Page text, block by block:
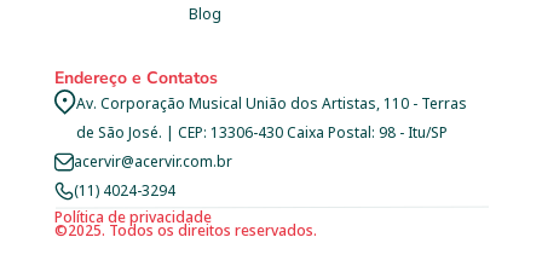
Blog
Endereço e Contatos
Av. Corporação Musical União dos Artistas, 110 - Terras
de São José. | CEP: 13306-430 Caixa Postal: 98 - Itu/SP
acervir@acervir.com.br
(11) 4024-3294
©2025. Todos os direitos reservados.
Política de privacidade